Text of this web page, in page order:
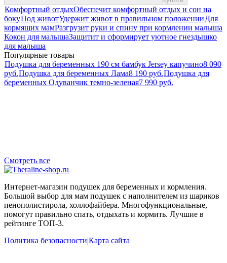
Комфортный отдыхОбеспечит комфортный отдых и сон на
бокуПод животУдержит живот в правильном положенииДля
кормящих мамРазгрузит руки и спину при кормлении малыша
Кокон для малышаЗащитит и сформирует уютное гнездышко
для малыша
Популярные товары
Подушка для беременных 190 см бамбук Jersey капучино8 090
руб.Подушка для беременных Лама8 190 руб.Подушка для
беременных Одуванчик темно-зеленая7 990 руб.
Смотреть все
Интернет-магазин подушек для беременных и кормления.
Большой выбор для мам подушек с наполнителем из шариков
пенополистирола, холлофайбера. Многофункциональные,
помогут правильно спать, отдыхать и кормить. Лучшие в
рейтинге ТОП-3.
Политика безопасности|Карта сайта